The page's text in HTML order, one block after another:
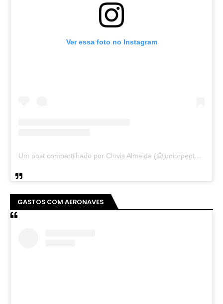
Ver essa foto no Instagram
Um post compartilhado por Clovis Almeida (@juniorpentecoste01)
GASTOS COM AERONAVES